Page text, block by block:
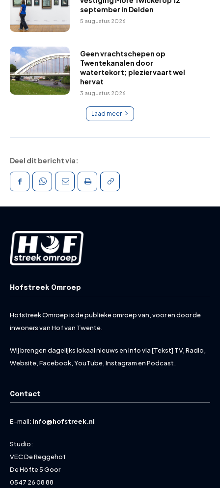
september in Delden
5 augustus 2026
Geen vrachtschepen op
Twentekanalen door
watertekort; pleziervaart wel
hervat
3 augustus 2026
Laad meer
Deel dit bericht via:
Hofstreek Omroep
Hofstreek Omroep is de publieke omroep van, voor en door de
inwoners van Hof van Twente.
Wij brengen dagelijks lokaal nieuws en info via [Tekst] TV, Radio,
Website, Facebook, YouTube, Instagram en Podcast.
Contact
E-mail: info@hofstreek.nl
Studio:
VEC De Reggehof
De Höfte 5 Goor
0547 26 08 88